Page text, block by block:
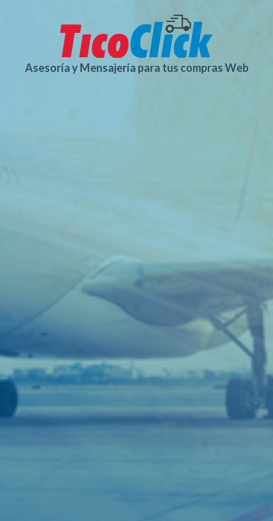
Asesoría y Mensajería para tus compras Web